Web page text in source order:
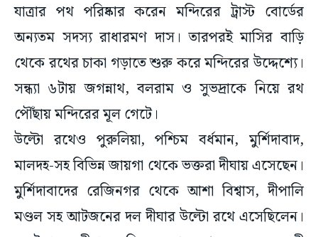
যাত্রার পথ পরিষ্কার করেন মন্দিরের ট্রাস্ট বোর্ডের
অন্যতম সদস্য রাধারমণ দাস। তারপরই মাসির বাড়ি
থেকে রথের চাকা গড়াতে শুরু করে মন্দিরের উদ্দেশ্যে।
সন্ধ্যা ৬টায় জগন্নাথ, বলরাম ও সুভদ্রাকে নিয়ে রথ
পৌঁছায় মন্দিরের মূল গেটে।
উল্টো রথেও পুরুলিয়া, পশ্চিম বর্ধমান, মুর্শিদাবাদ,
মালদহ-সহ বিভিন্ন জায়গা থেকে ভক্তরা দীঘায় এসেছেন।
মুর্শিদাবাদের রেজিনগর থেকে আশা বিশ্বাস, দীপালি
মণ্ডল সহ আটজনের দল দীঘার উল্টো রথে এসেছিলেন।